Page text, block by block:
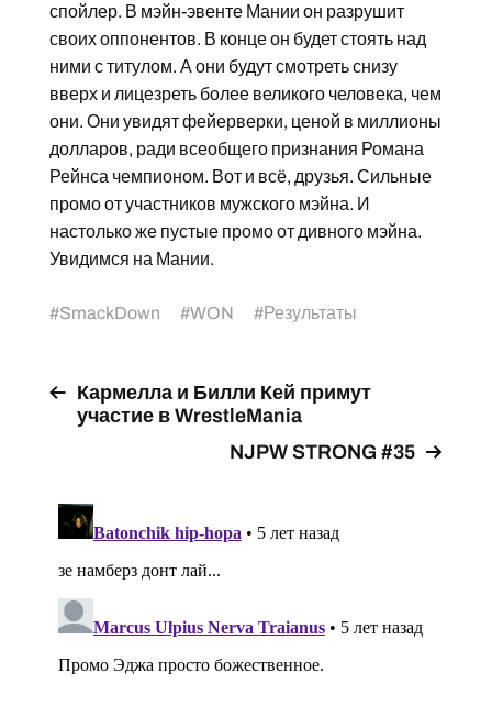
спойлер. В мэйн-эвенте Мании он разрушит
своих оппонентов. В конце он будет стоять над
ними с титулом. А они будут смотреть снизу
вверх и лицезреть более великого человека, чем
они. Они увидят фейерверки, ценой в миллионы
долларов, ради всеобщего признания Романа
Рейнса чемпионом. Вот и всё, друзья. Сильные
промо от участников мужского мэйна. И
настолько же пустые промо от дивного мэйна.
Увидимся на Мании.
#SmackDown #WON #Результаты
Кармелла и Билли Кей примут
участие в WrestleMania
NJPW STRONG #35